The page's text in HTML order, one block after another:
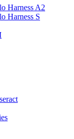
Harness A2
Harness S